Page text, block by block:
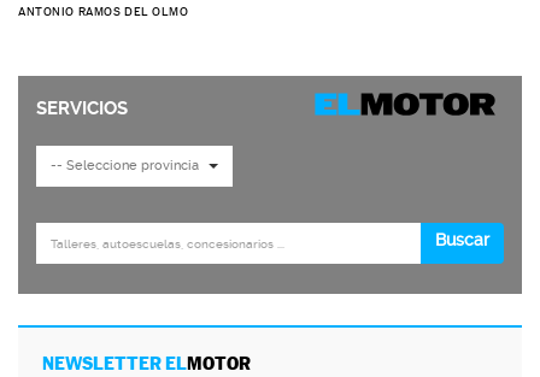
ANTONIO RAMOS DEL OLMO
NEWSLETTER ELMOTOR